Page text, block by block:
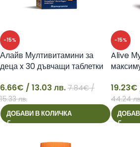
-15%
6
Алайв Мултивитамини за
деца x 30 дъвчащи таблетки
6.66€ / 13.03 лв. 7.84€/
15.33 лв.
ДОБАВИ В КОЛИЧКА
-15%
19
Alive
19.23€
44.24